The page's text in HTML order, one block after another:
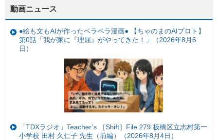
動画ニュース
●絵も文もAIが作ったペラペラ漫画● 【ちゃのまのAIプロト】
第0話「我が家に『理屈』がやってきた！」（2026年8月6
日）
「TDXラジオ」Teacher’s ［Shift］File.279 板橋区立志村第一
小学校 田村 久仁子 先生（前編）（2026年8月4日）